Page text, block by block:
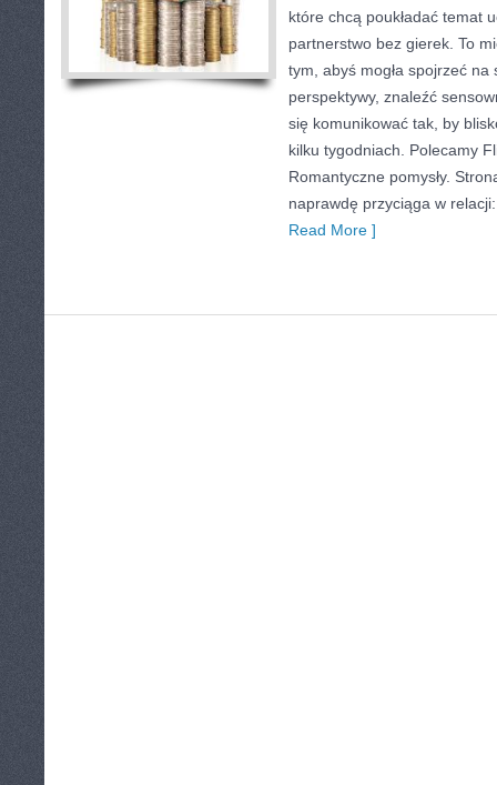
które chcą poukładać temat
partnerstwo bez gierek. To
tym, abyś mogła spojrzeć
perspektywy, znaleźć
się komunikować tak, by
kilku tygodniach. Polecamy
Romantyczne pomysły.
naprawdę przyciąga w
Read More ]